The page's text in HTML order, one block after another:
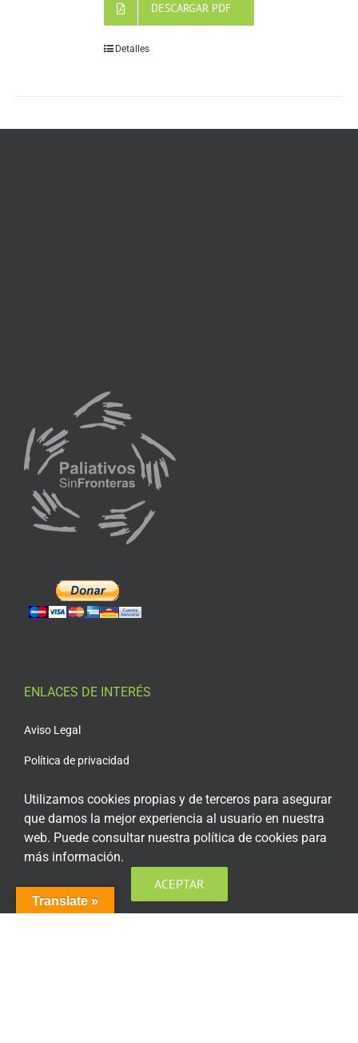
DESCARGAR PDF
Detalles
ENLACES DE INTERÉS
Aviso Legal
Política de privacidad
Política de cookies
Condiciones generales de contratación
Acceso plataforma de teleformación
Translate »
Utilizamos cookies propias y de terceros para asegurar
que damos la mejor experiencia al usuario en nuestra
web. Puede consultar nuestra política de cookies para
más información.
ACEPTAR